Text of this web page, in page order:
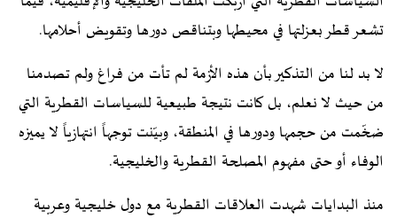
تشعر قطر بعزلتها في محيطها وبتناقص دورها وتقويض أحلامها.
لا بد لنا من التذكير بأن هذه الأزمة لم تأت من فراغ ولم تصدمنا
من حيث لا نعلم، بل كانت نتيجة طبيعية للسياسات القطرية التي
ضخّمت من حجمها ودورها في المنطقة، وبيّنت توجهاً انتهازياً لا يميزه
الوفاء أو حتى مفهوم المصلحة القطرية والخليجية.
منذ البدايات شهدت العلاقات القطرية مع دول خليجية وعربية